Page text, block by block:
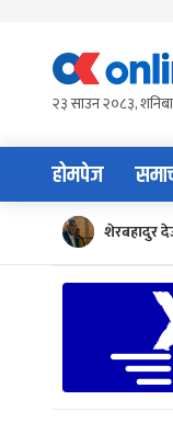
content२३ साउन २०८३,
होमपेज
शेरबहादुर